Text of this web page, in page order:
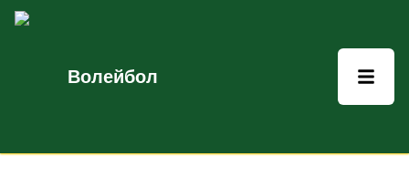
Волейбол